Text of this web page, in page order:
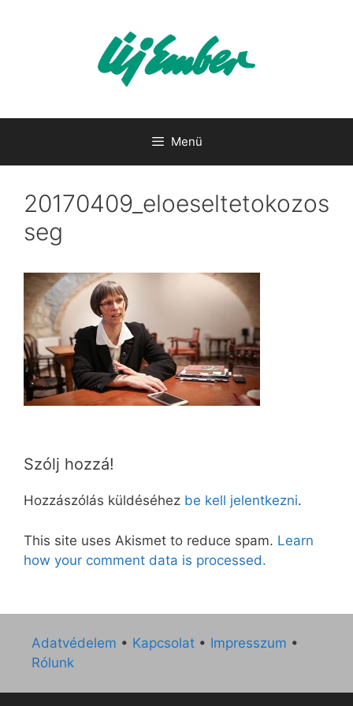
Menü
20170409_eloeseltetokozos
seg
Szólj hozzá!
Hozzászólás küldéséhez be kell jelentkezni.
This site uses Akismet to reduce spam. Learn
how your comment data is processed.
Adatvédelem • Kapcsolat • Impresszum •
Rólunk